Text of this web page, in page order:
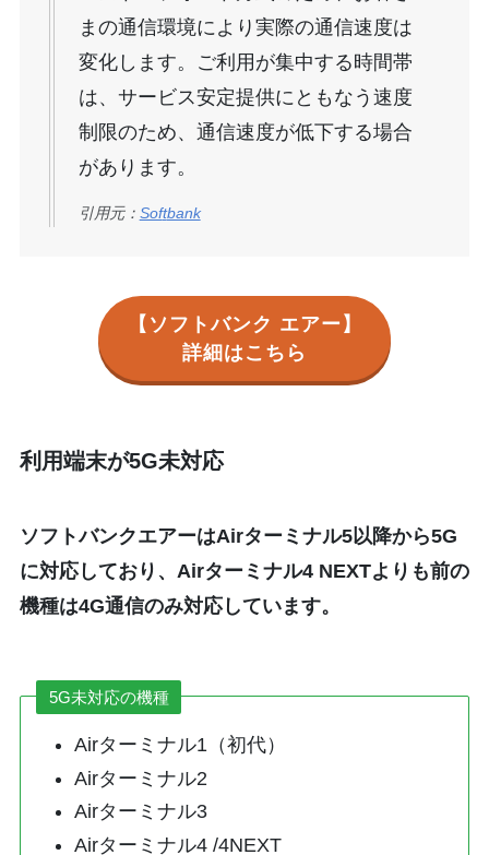
まの通信環境により実際の通信速度は
変化します。ご利用が集中する時間帯
は、サービス安定提供にともなう速度
制限のため、通信速度が低下する場合
があります。
引用元： Softbank
【ソフトバンク エアー】
詳細はこちら
利用端末が5G未対応
ソフトバンクエアーはAirターミナル5以降から5G
に対応しており、Airターミナル4 NEXTよりも前の
機種は4G通信のみ対応しています。
5G未対応の機種
Airターミナル1（初代）
Airターミナル2
Airターミナル3
Airターミナル4 /4NEXT